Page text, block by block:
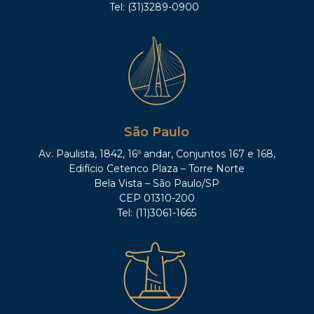
Tel: (31)3289-0900
São Paulo
Av. Paulista, 1842, 16º andar, Conjuntos 167 e 168,
Edifício Cetenco Plaza – Torre Norte
Bela Vista – São Paulo/SP
CEP 01310-200
Tel: (11)3061-1665